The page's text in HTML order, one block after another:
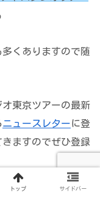
くありますので随
東京ツアーの最新
ニュースレターに登
ますのでぜひ登録
トップ サイドバー